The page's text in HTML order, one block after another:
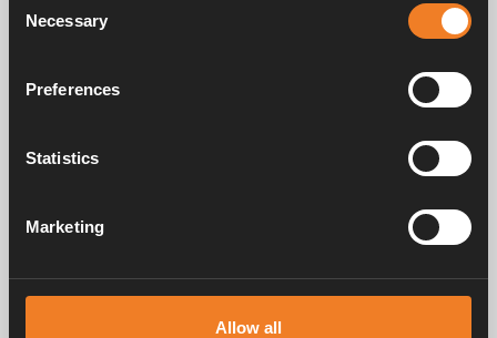
Selection
Necessary
Preferences
Statistics
Marketing
Allow all